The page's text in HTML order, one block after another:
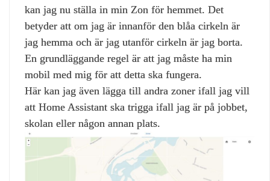
kan jag nu ställa in min Zon för hemmet. Det
betyder att om jag är innanför den blåa cirkeln är
jag hemma och är jag utanför cirkeln är jag borta.
En grundläggande regel är att jag måste ha min
mobil med mig för att detta ska fungera.
Här kan jag även lägga till andra zoner ifall jag vill
att Home Assistant ska trigga ifall jag är på jobbet,
skolan eller någon annan plats.